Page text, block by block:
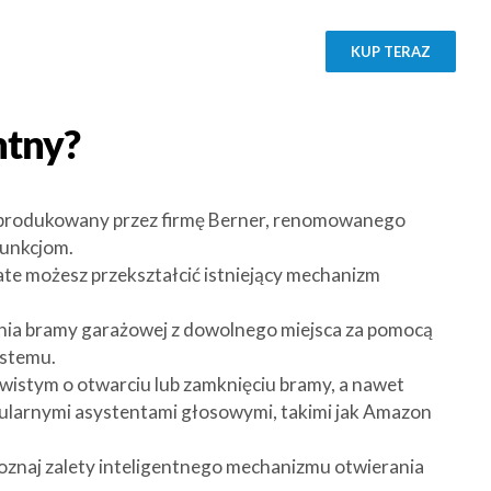
KUP TERAZ
przez firmę Berner, renomowanego
możesz przekształcić istniejący mechanizm
garażowej z dowolnego miejsca za pomocą
o otwarciu lub zamknięciu bramy, a nawet
asystentami głosowymi, takimi jak Amazon
zalety inteligentnego mechanizmu otwierania